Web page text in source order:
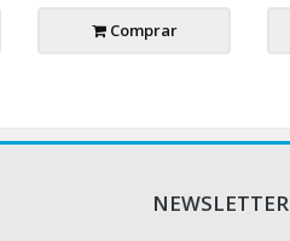
Comprar
NEWSLETTER